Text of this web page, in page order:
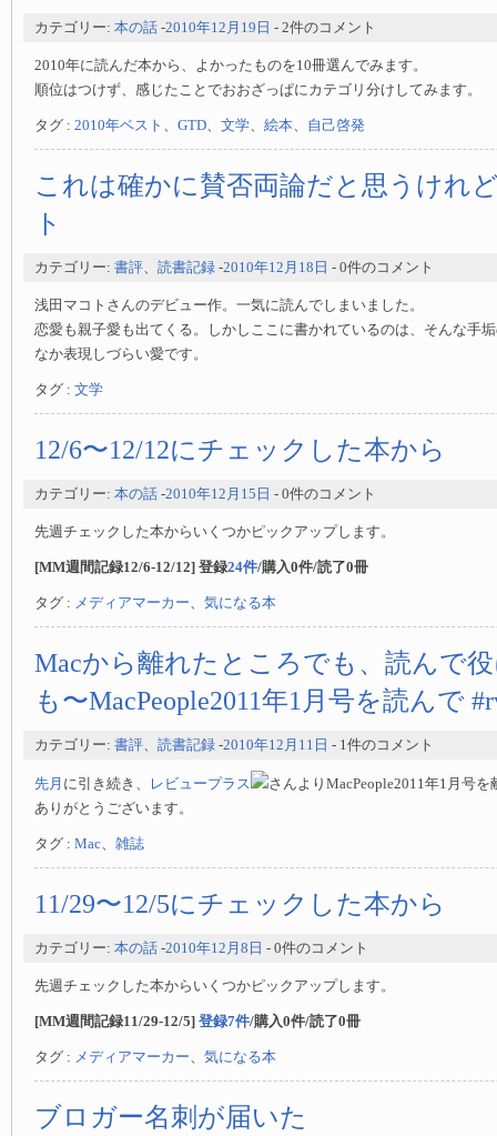
カテゴリー: 本の話 -2010年12月19日 - 2件のコメント
2010年に読んだ本から、よかったものを10冊選んでみます。
順位はつけず、感じたことでおおざっぱにカテゴリ分けしてみます。
タグ : 2010年ベスト 、 GTD、 文学、 絵本、 自己啓発
これは確かに賛否両論だと思うけれ
ト
カテゴリー: 書評、 読書記録 -2010年12月18日 - 0件のコメント
浅田マコトさんのデビュー作。一気に読んでしまいました。
恋愛も親子愛も出てくる。しかしここに書かれているのは、そんな手
なか表現しづらい愛です。
タグ : 文学
12/6〜12/12にチェックした本から
カテゴリー: 本の話 -2010年12月15日 - 0件のコメント
先週チェックした本からいくつかピックアップします。
[MM週間記録12/6-12/12] 登録24件/購入0件/読了0冊
タグ : メディアマーカー、 気になる本
Macから離れたところでも、読んで
も〜MacPeople2011年1月号を読んで
カテゴリー: 書評、 読書記録 -2010年12月11日 - 1件のコメント
先月 に引き続き、 レビュープラス
さんよりMacPeople2011年1月号
ありがとうございます。
タグ : Mac、 雑誌
11/29〜12/5にチェックした本から
カテゴリー: 本の話 -2010年12月8日 - 0件のコメント
先週チェックした本からいくつかピックアップします。
[MM週間記録11/29-12/5] 登録7件/購入0件/読了0冊
タグ : メディアマーカー、 気になる本
ブロガー名刺が届いた